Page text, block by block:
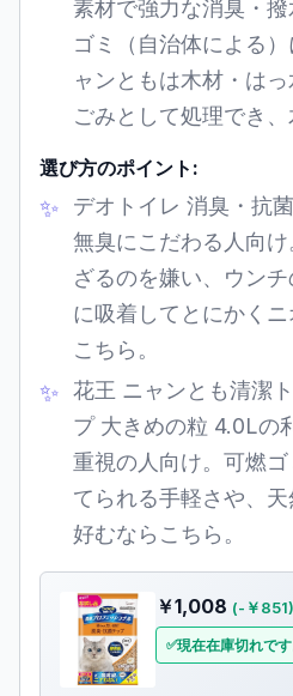
素材で強力な消臭・
ゴミ（自治体による
ャンともは木材・は
ごみとして処理でき、
選び方のポイント:
デオトイレ 消臭・抗
無臭にこだわる人向
ざるのを嫌い、ウン
に吸着してとにかく
こちら。
花王 ニャンとも清潔
プ 大きめの粒 4.0Lの
重視の人向け。可燃
てられる手軽さや、
好むならこちら。
￥1,008 (-￥851)
現在在庫切れです